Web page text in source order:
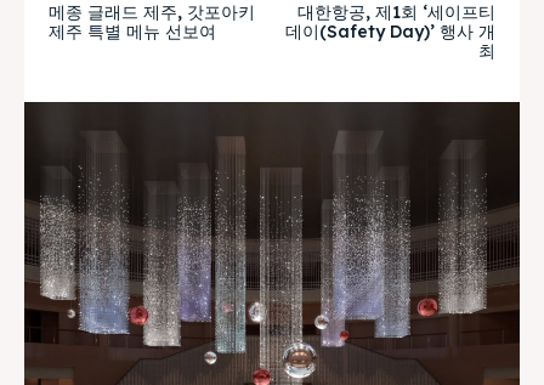
메종 글래드 제주, 갓포아키
제주 특별 메뉴 선보여
대한항공, 제1회 ‘세이프티
데이(Safety Day)’ 행사 개
최